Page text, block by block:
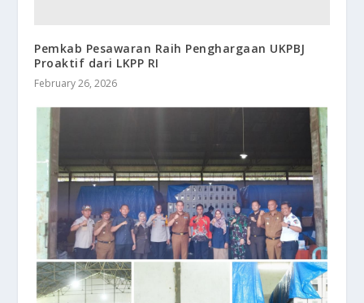
Pemkab Pesawaran Raih Penghargaan UKPBJ
Proaktif dari LKPP RI
February 26, 2026